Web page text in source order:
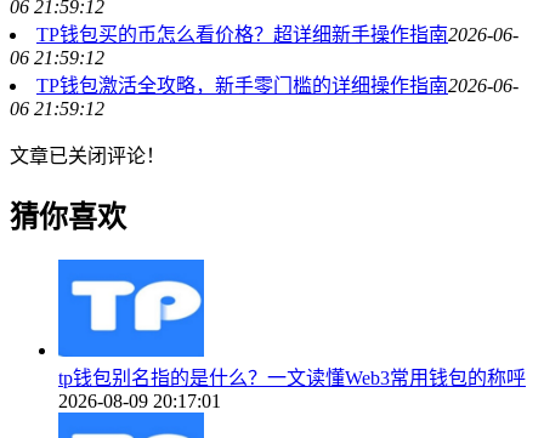
06 21:59:12
TP钱包买的币怎么看价格？超详细新手操作指南2026-06-
06 21:59:12
TP钱包激活全攻略，新手零门槛的详细操作指南2026-06-
06 21:59:12
文章已关闭评论！
猜你喜欢
tp钱包别名指的是什么？一文读懂Web3常用钱包的称呼
2026-08-09 20:17:01